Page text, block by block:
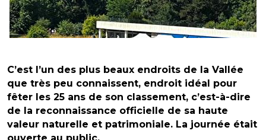
C’est l’un des plus beaux endroits de la Vallée
que très peu connaissent, endroit idéal pour
fêter les 25 ans de son classement, c’est-à-dire
de la reconnaissance officielle de sa haute
valeur naturelle et patrimoniale. La journée était
ouverte au public.